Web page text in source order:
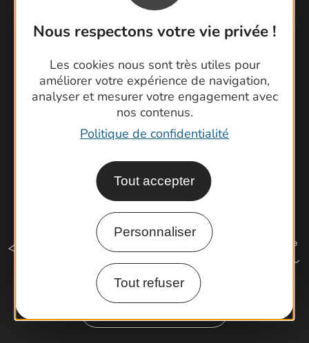
Nous respectons votre vie privée !
Les cookies nous sont très utiles pour
améliorer votre expérience de navigation,
analyser et mesurer votre engagement avec
nos contenus.
Politique de confidentialité
Tout accepter
Personnaliser
Tout refuser
Foire aux questions
Brochures
Cartoguides et Topoguides
Latitude Gard